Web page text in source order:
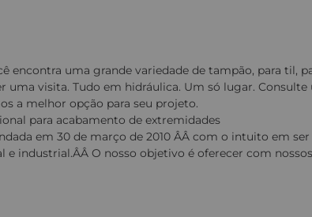
encontra uma grande variedade de tampão, para til,
uma visita. Tudo em hidráulica. Um só lugar.
a melhor opção para seu projeto.
para acabamento de extremidades
em 30 de março de 2010 ÂÂ com o intuito em
e industrial.ÂÂ O nosso objetivo é oferecer com